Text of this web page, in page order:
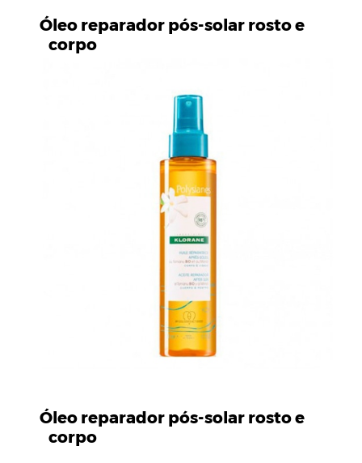
Óleo reparador pós-solar rosto e
corpo
Óleo reparador pós-solar rosto e
corpo